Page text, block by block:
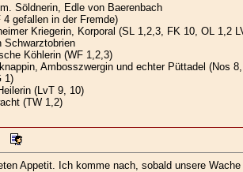
Söldnerin, Edle von Baerenbach
gefallen in der Fremde)
Kriegerin, Korporal (SL 1,2,3, FK 10, OL
Schwarztobrien
Köhlerin (WF 1,2,3)
Ambosszwergin und echter Püttadel (Nos
1)
(LvT 9, 10)
(TW 1,2)
Appetit. Ich komme nach, sobald unsere